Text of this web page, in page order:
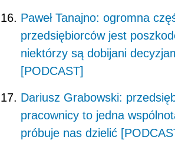
Paweł Tanajno: ogromna
przedsiębiorców jest
niektórzy są dobijani
[PODCAST]
Dariusz Grabowski:
pracownicy to jedna
próbuje nas dzielić